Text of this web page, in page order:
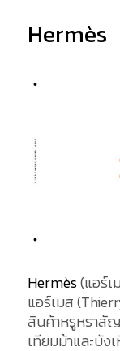
Hermès
Hermès(แอร์เ
แอร์เมส
สินค้าหรูหราสั
เทียมม้าและบั